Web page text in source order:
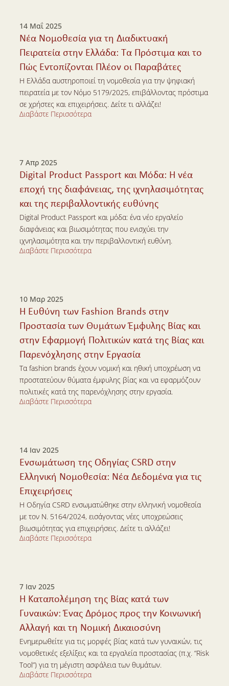
14 Μαΐ 2025
Νέα Νομοθεσία για τη Διαδικτυακή
Πειρατεία στην Ελλάδα: Τα Πρόστιμα και το
Πώς Εντοπίζονται Πλέον οι Παραβάτες
Η Ελλάδα αυστηροποιεί τη νομοθεσία για την ψηφιακή
πειρατεία με τον Νόμο 5179/2025, επιβάλλοντας πρόστιμα
σε χρήστες και επιχειρήσεις. Δείτε τι αλλάζει!
Διαβάστε Περισσότερα
7 Απρ 2025
Digital Product Passport και Μόδα: Η νέα
εποχή της διαφάνειας, της ιχνηλασιμότητας
και της περιβαλλοντικής ευθύνης
Digital Product Passport και μόδα: ένα νέο εργαλείο
διαφάνειας και βιωσιμότητας που ενισχύει την
ιχνηλασιμότητα και την περιβαλλοντική ευθύνη.
Διαβάστε Περισσότερα
10 Μαρ 2025
Η Ευθύνη των Fashion Brands στην
Προστασία των Θυμάτων Έμφυλης Βίας και
στην Εφαρμογή Πολιτικών κατά της Βίας και
Παρενόχλησης στην Εργασία
Τα fashion brands έχουν νομική και ηθική υποχρέωση να
προστατεύουν θύματα έμφυλης βίας και να εφαρμόζουν
πολιτικές κατά της παρενόχλησης στην εργασία.
Διαβάστε Περισσότερα
14 Ιαν 2025
Ενσωμάτωση της Οδηγίας CSRD στην
Ελληνική Νομοθεσία: Νέα Δεδομένα για τις
Επιχειρήσεις
Η Οδηγία CSRD ενσωματώθηκε στην ελληνική νομοθεσία
με τον Ν. 5164/2024, εισάγοντας νέες υποχρεώσεις
βιωσιμότητας για επιχειρήσεις. Δείτε τι αλλάζει!
Διαβάστε Περισσότερα
7 Ιαν 2025
Η Καταπολέμηση της Βίας κατά των
Γυναικών: Ένας Δρόμος προς την Κοινωνική
Αλλαγή και τη Νομική Δικαιοσύνη
Ενημερωθείτε για τις μορφές βίας κατά των γυναικών, τις
νομοθετικές εξελίξεις και τα εργαλεία προστασίας (π.χ. “Risk
Tool”) για τη μέγιστη ασφάλεια των θυμάτων.
Διαβάστε Περισσότερα